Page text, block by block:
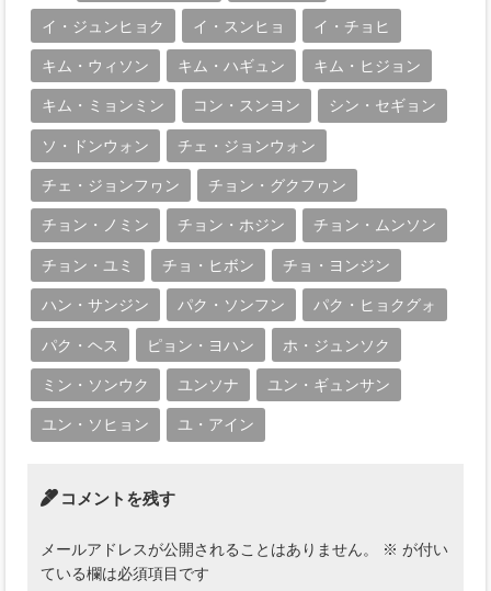
イ・ジュンヒョク イ・スンヒョ イ・チョヒ
キム・ウィソン キム・ハギュン キム・ヒジョン
キム・ミョンミン コン・スンヨン シン・セギョン
ソ・ドンウォン チェ・ジョンウォン
チェ・ジョンフヮン チョン・グクフヮン
チョン・ノミン チョン・ホジン チョン・ムンソン
チョン・ユミ チョ・ヒボン チョ・ヨンジン
ハン・サンジン パク・ソンフン パク・ヒョクグォ
パク・ヘス ピョン・ヨハン ホ・ジュンソク
ミン・ソンウク ユンソナ ユン・ギュンサン
ユン・ソヒョン ユ・アイン
コメントを残す
メールアドレスが公開されることはありません。 ※ が付い
ている欄は必須項目です